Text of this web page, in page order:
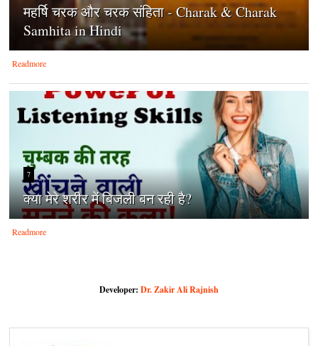
महर्षि चरक और चरक संहिता - Charak & Charak
Samhita in Hindi
Readmore
7
क्‍या मेरे शरीर में बिजली बन रही है?
Readmore
Developer: Dr. Zakir Ali Rajnish